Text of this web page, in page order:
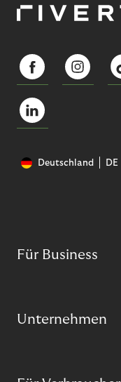
Deutschland DE
Für Business
Unternehmen